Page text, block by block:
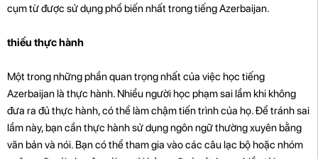
cụm từ được sử dụng phổ biến nhất trong tiếng Azerbaijan.
thiếu thực hành
Một trong những phần quan trọng nhất của việc học tiếng
Azerbaijan là thực hành. Nhiều người học phạm sai lầm khi không
đưa ra đủ thực hành, có thể làm chậm tiến trình của họ. Để tránh sai
lầm này, bạn cần thực hành sử dụng ngôn ngữ thường xuyên bằng
văn bản và nói. Bạn có thể tham gia vào các câu lạc bộ hoặc nhóm